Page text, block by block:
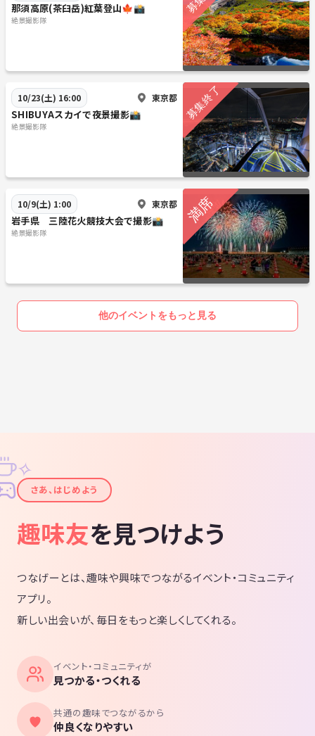
那須高原(茶臼岳)紅葉登山🍁📸
絶景撮影隊
10/23(土) 16:00 東京都
SHIBUYAスカイで夜景撮影📸
絶景撮影隊
10/9(土) 1:00 東京都
岩手県 三陸花火競技大会で撮影📸
絶景撮影隊
他のイベントをもっと見る
✦
✧
さあ、はじめよう
趣味友を見つけよう
つなげーとは、趣味や興味でつながるイベント・コミュニティ
アプリ。
新しい出会いが、毎日をもっと楽しくしてくれる。
イベント・コミュニティが
見つかる・つくれる
共通の趣味でつながるから
仲良くなりやすい